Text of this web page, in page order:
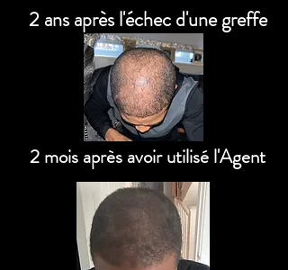
2 ans après l'échec d'une greffe
2 mois après avoir utilisé l'Agent